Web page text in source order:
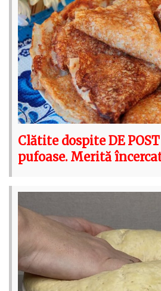
Clătite dospite DE
pufoase. Merită